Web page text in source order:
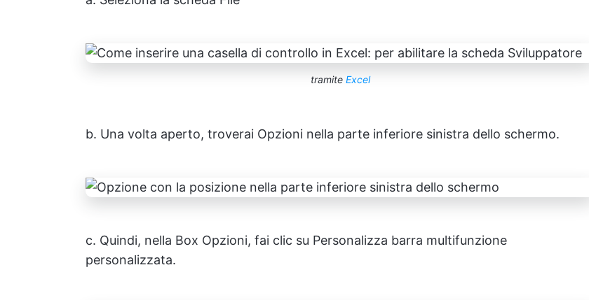
tramite Excel
b. Una volta aperto, troverai Opzioni nella parte inferiore sinistra dello schermo.
c. Quindi, nella Box Opzioni, fai clic su Personalizza barra multifunzione
personalizzata.